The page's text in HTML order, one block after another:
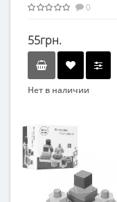
0
55грн.
Нет в наличии
Возраст
от 3 лет
Материал
Дерево